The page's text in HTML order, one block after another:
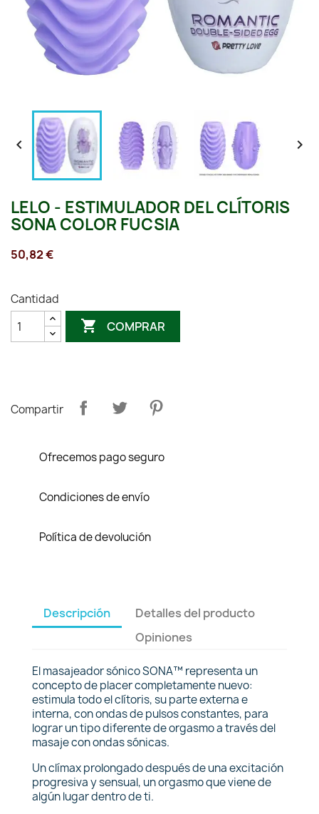
 
LELO - ESTIMULADOR DEL CLÍTORIS
SONA COLOR FUCSIA
50,82 €
Cantidad
 COMPRAR
Compartir
Ofrecemos pago seguro
Condiciones de envío
Política de devolución
Descripción
Detalles del producto
Opiniones
El masajeador sónico SONA™ representa un
concepto de placer completamente nuevo:
estimula todo el clítoris, su parte externa e
interna, con ondas de pulsos constantes, para
lograr un tipo diferente de orgasmo a través del
masaje con ondas sónicas.
Un clímax prolongado después de una excitación
progresiva y sensual, un orgasmo que viene de
algún lugar dentro de ti.